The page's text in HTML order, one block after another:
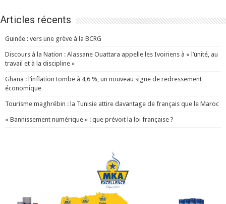
Articles récents
Guinée : vers une grève à la BCRG
Discours à la Nation : Alassane Ouattara appelle les Ivoiriens à « l’unité, au
travail et à la discipline »
Ghana : l’inflation tombe à 4,6 %, un nouveau signe de redressement
économique
Tourisme maghrébin : la Tunisie attire davantage de français que le Maroc
« Bannissement numérique » : que prévoit la loi française ?